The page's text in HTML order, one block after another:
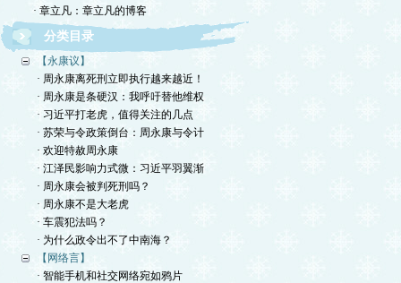
· 章立凡：章立凡的博客
分类目录
【永康议】
· 周永康离死刑立即执行越来越近！
· 周永康是条硬汉：我呼吁替他维权
· 习近平打老虎，值得关注的几点
· 苏荣与令政策倒台：周永康与令计
· 欢迎特赦周永康
· 江泽民影响力式微：习近平羽翼渐
· 周永康会被判死刑吗？
· 周永康不是大老虎
· 车震犯法吗？
· 为什么政令出不了中南海？
【网络言】
· 智能手机和社交网络宛如鸦片